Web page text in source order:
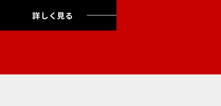
詳しく見る